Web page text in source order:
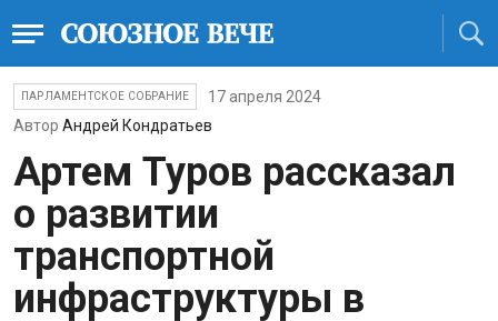
ПАРЛАМЕНТСКОЕ СОБРАНИЕ
17 апреля 2024
Автор Андрей Кондратьев
Артем Туров рассказал
о развитии
транспортной
инфраструктуры в